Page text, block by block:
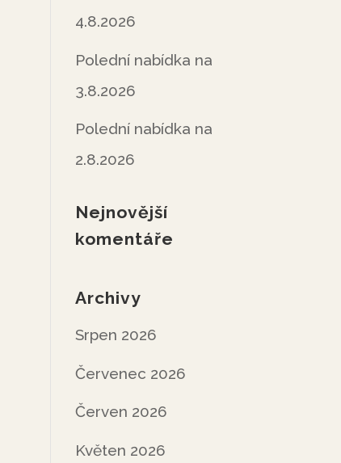
4.8.2026
Polední nabídka na
3.8.2026
Polední nabídka na
2.8.2026
Nejnovější
komentáře
Archivy
Srpen 2026
Červenec 2026
Červen 2026
Květen 2026